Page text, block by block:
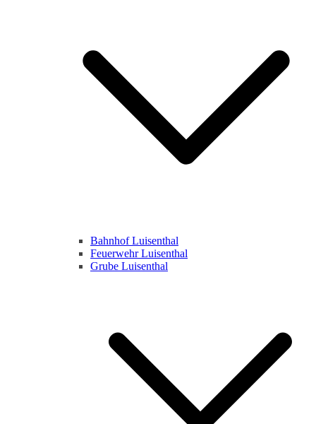
Bahnhof Luisenthal
Feuerwehr Luisenthal
Grube Luisenthal